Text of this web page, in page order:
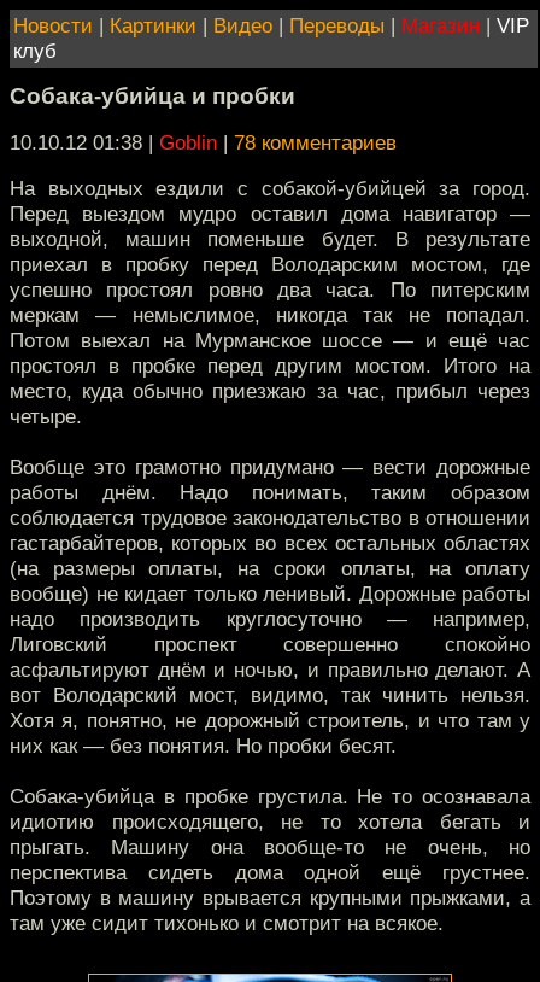
Новости | Картинки | Видео | Переводы | Магазин | VIP
клуб
Собака-убийца и пробки
10.10.12 01:38 | Goblin | 78 комментариев
На выходных ездили с собакой-убийцей за город.
Перед выездом мудро оставил дома навигатор —
выходной, машин поменьше будет. В результате
приехал в пробку перед Володарским мостом, где
успешно простоял ровно два часа. По питерским
меркам — немыслимое, никогда так не попадал.
Потом выехал на Мурманское шоссе — и ещё час
простоял в пробке перед другим мостом. Итого на
место, куда обычно приезжаю за час, прибыл через
четыре.
Вообще это грамотно придумано — вести дорожные
работы днём. Надо понимать, таким образом
соблюдается трудовое законодательство в отношении
гастарбайтеров, которых во всех остальных областях
(на размеры оплаты, на сроки оплаты, на оплату
вообще) не кидает только ленивый. Дорожные работы
надо производить круглосуточно — например,
Лиговский проспект совершенно спокойно
асфальтируют днём и ночью, и правильно делают. А
вот Володарский мост, видимо, так чинить нельзя.
Хотя я, понятно, не дорожный строитель, и что там у
них как — без понятия. Но пробки бесят.
Собака-убийца в пробке грустила. Не то осознавала
идиотию происходящего, не то хотела бегать и
прыгать. Машину она вообще-то не очень, но
перспектива сидеть дома одной ещё грустнее.
Поэтому в машину врывается крупными прыжками, а
там уже сидит тихонько и смотрит на всякое.